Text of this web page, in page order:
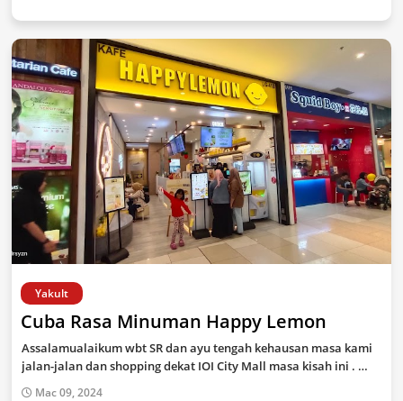
Yakult
Cuba Rasa Minuman Happy Lemon
Assalamualaikum wbt SR dan ayu tengah kehausan masa kami
jalan-jalan dan shopping dekat IOI City Mall masa kisah ini . …
Mac 09, 2024